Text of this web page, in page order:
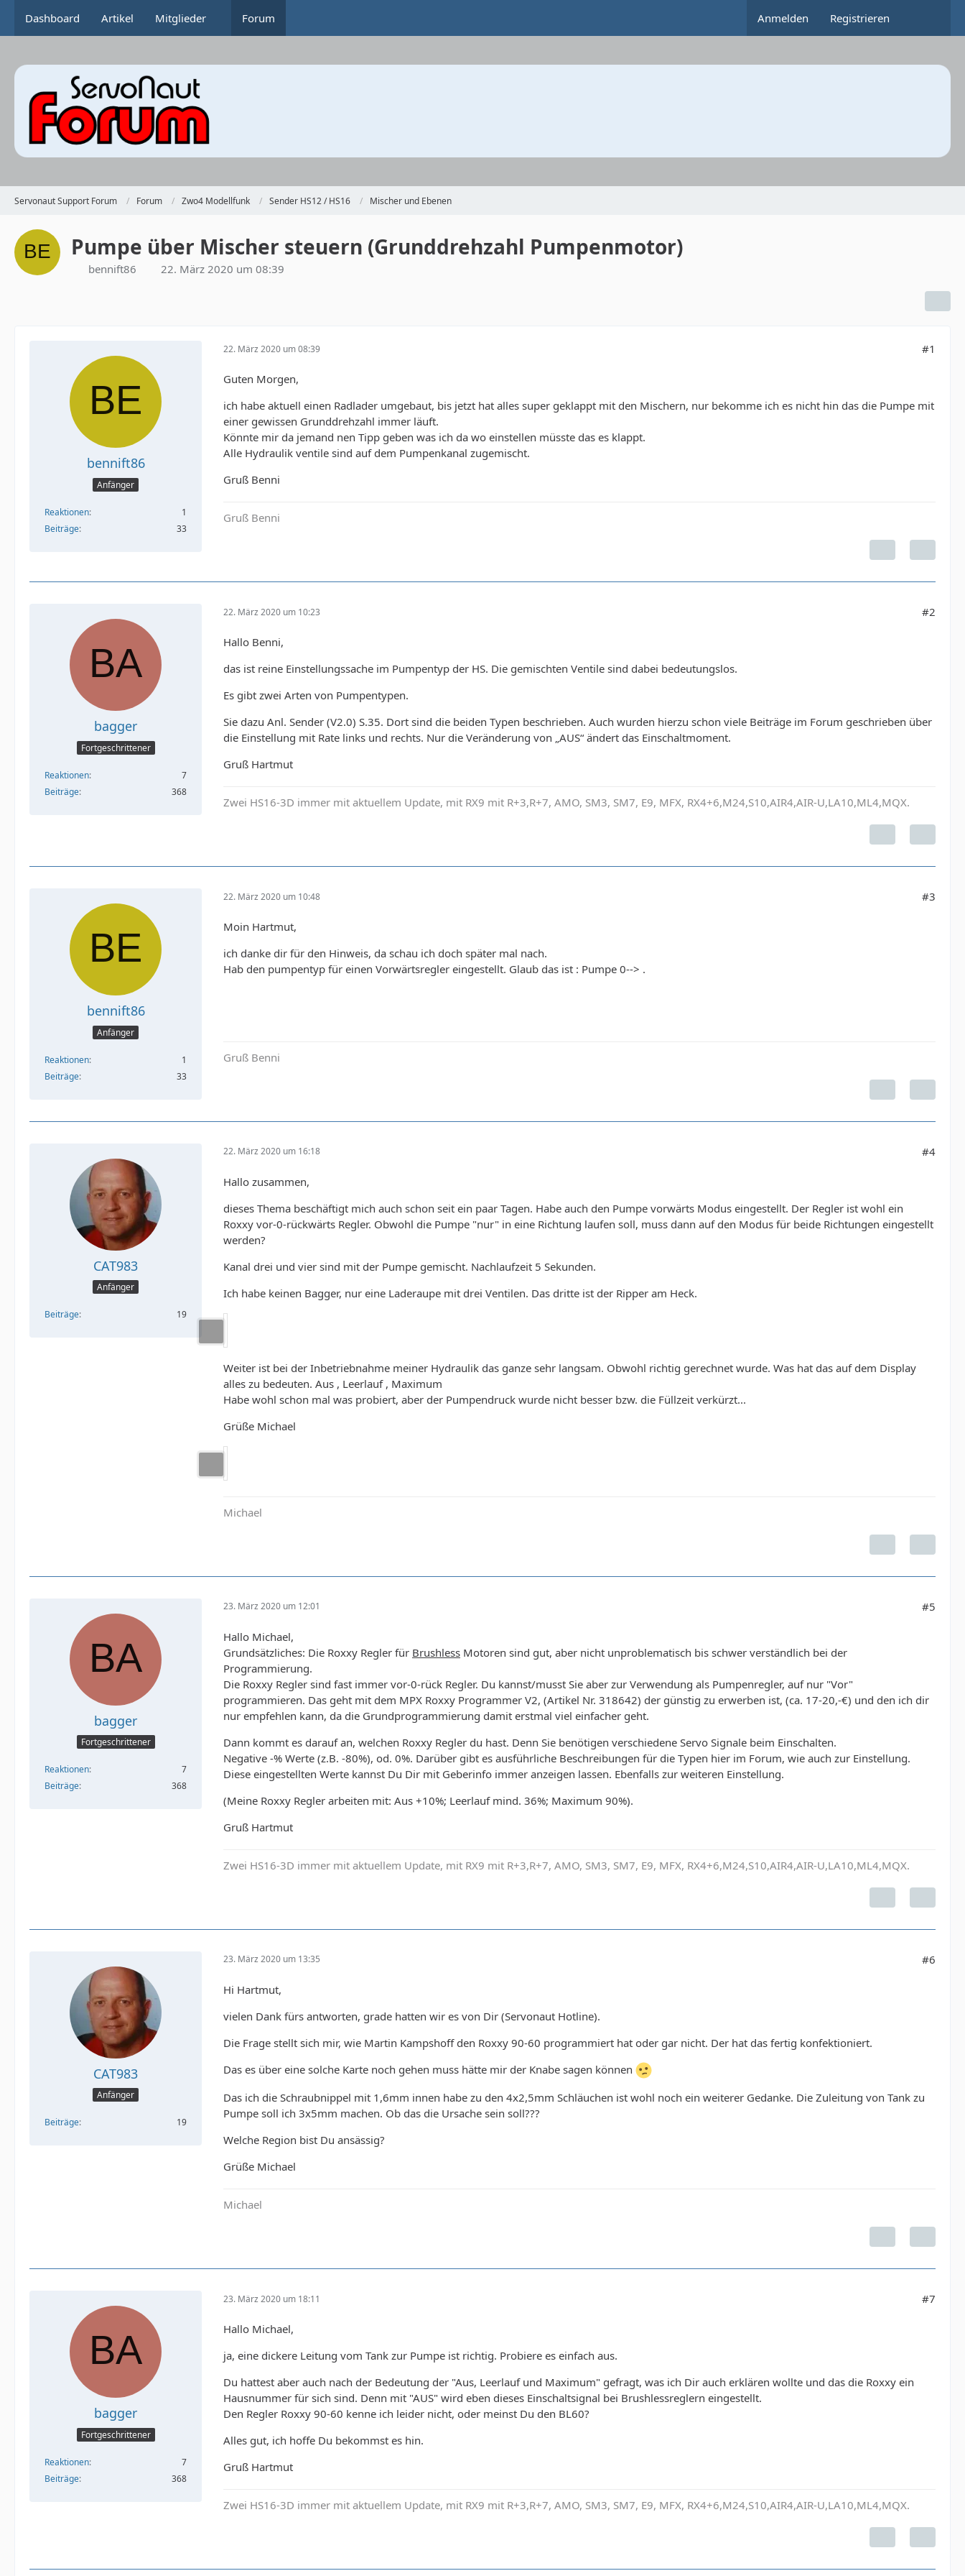
Dashboard Artikel Mitglieder Forum Anmelden Registrieren
Servonaut Support Forum Forum Zwo4 Modellfunk Sender HS12 / HS16 Mischer und Ebenen
Pumpe über Mischer steuern (Grunddrehzahl Pumpenmotor)
bennift86 22. März 2020 um 08:39
bennift86
Anfänger
Reaktionen
1
Beiträge
33
22. März 2020 um 08:39 #1
Guten Morgen,
ich habe aktuell einen Radlader umgebaut, bis jetzt hat alles super geklappt mit den Mischern, nur bekomme ich es nicht hin das die Pumpe mit
einer gewissen Grunddrehzahl immer läuft.
Könnte mir da jemand nen Tipp geben was ich da wo einstellen müsste das es klappt.
Alle Hydraulik ventile sind auf dem Pumpenkanal zugemischt.
Gruß Benni
Gruß Benni
bagger
Fortgeschrittener
Reaktionen
7
Beiträge
368
22. März 2020 um 10:23 #2
Hallo Benni,
das ist reine Einstellungssache im Pumpentyp der HS. Die gemischten Ventile sind dabei bedeutungslos.
Es gibt zwei Arten von Pumpentypen.
Sie dazu Anl. Sender (V2.0) S.35. Dort sind die beiden Typen beschrieben. Auch wurden hierzu schon viele Beiträge im Forum geschrieben über
die Einstellung mit Rate links und rechts. Nur die Veränderung von „AUS“ ändert das Einschaltmoment.
Gruß Hartmut
Zwei HS16-3D immer mit aktuellem Update, mit RX9 mit R+3,R+7, AMO, SM3, SM7, E9, MFX, RX4+6,M24,S10,AIR4,AIR-U,LA10,ML4,MQX.
bennift86
Anfänger
Reaktionen
1
Beiträge
33
22. März 2020 um 10:48 #3
Moin Hartmut,
ich danke dir für den Hinweis, da schau ich doch später mal nach.
Hab den pumpentyp für einen Vorwärtsregler eingestellt. Glaub das ist : Pumpe 0--> .
Gruß Benni
CAT983
Anfänger
Beiträge 19
22. März 2020 um 16:18 #4
Hallo zusammen,
dieses Thema beschäftigt mich auch schon seit ein paar Tagen. Habe auch den Pumpe vorwärts Modus eingestellt. Der Regler ist wohl ein
Roxxy vor-0-rückwärts Regler. Obwohl die Pumpe "nur" in eine Richtung laufen soll, muss dann auf den Modus für beide Richtungen eingestellt
werden?
Kanal drei und vier sind mit der Pumpe gemischt. Nachlaufzeit 5 Sekunden.
Ich habe keinen Bagger, nur eine Laderaupe mit drei Ventilen. Das dritte ist der Ripper am Heck.
Weiter ist bei der Inbetriebnahme meiner Hydraulik das ganze sehr langsam. Obwohl richtig gerechnet wurde. Was hat das auf dem Display
alles zu bedeuten. Aus , Leerlauf , Maximum
Habe wohl schon mal was probiert, aber der Pumpendruck wurde nicht besser bzw. die Füllzeit verkürzt...
Grüße Michael
Michael
bagger
Fortgeschrittener
Reaktionen
7
Beiträge
368
23. März 2020 um 12:01 #5
Hallo Michael,
Grundsätzliches: Die Roxxy Regler für Brushless Motoren sind gut, aber nicht unproblematisch bis schwer verständlich bei der
Programmierung.
Die Roxxy Regler sind fast immer vor-0-rück Regler. Du kannst/musst Sie aber zur Verwendung als Pumpenregler, auf nur "Vor"
programmieren. Das geht mit dem MPX Roxxy Programmer V2, (Artikel Nr. 318642) der günstig zu erwerben ist, (ca. 17-20,-€) und den ich dir
nur empfehlen kann, da die Grundprogrammierung damit erstmal viel einfacher geht.
Dann kommt es darauf an, welchen Roxxy Regler du hast. Denn Sie benötigen verschiedene Servo Signale beim Einschalten.
Negative -% Werte (z.B. -80%), od. 0%. Darüber gibt es ausführliche Beschreibungen für die Typen hier im Forum, wie auch zur Einstellung.
Diese eingestellten Werte kannst Du Dir mit Geberinfo immer anzeigen lassen. Ebenfalls zur weiteren Einstellung.
(Meine Roxxy Regler arbeiten mit: Aus +10%; Leerlauf mind. 36%; Maximum 90%).
Gruß Hartmut
Zwei HS16-3D immer mit aktuellem Update, mit RX9 mit R+3,R+7, AMO, SM3, SM7, E9, MFX, RX4+6,M24,S10,AIR4,AIR-U,LA10,ML4,MQX.
CAT983
Anfänger
Beiträge 19
23. März 2020 um 13:35 #6
Hi Hartmut,
vielen Dank fürs antworten, grade hatten wir es von Dir (Servonaut Hotline).
Die Frage stellt sich mir, wie Martin Kampshoff den Roxxy 90-60 programmiert hat oder gar nicht. Der hat das fertig konfektioniert.
Das es über eine solche Karte noch gehen muss hätte mir der Knabe sagen können
Das ich die Schraubnippel mit 1,6mm innen habe zu den 4x2,5mm Schläuchen ist wohl noch ein weiterer Gedanke. Die Zuleitung von Tank zu
Pumpe soll ich 3x5mm machen. Ob das die Ursache sein soll???
Welche Region bist Du ansässig?
Grüße Michael
Michael
bagger
Fortgeschrittener
Reaktionen
7
Beiträge
368
23. März 2020 um 18:11 #7
Hallo Michael,
ja, eine dickere Leitung vom Tank zur Pumpe ist richtig. Probiere es einfach aus.
Du hattest aber auch nach der Bedeutung der "Aus, Leerlauf und Maximum" gefragt, was ich Dir auch erklären wollte und das die Roxxy ein
Hausnummer für sich sind. Denn mit "AUS" wird eben dieses Einschaltsignal bei Brushlessreglern eingestellt.
Den Regler Roxxy 90-60 kenne ich leider nicht, oder meinst Du den BL60?
Alles gut, ich hoffe Du bekommst es hin.
Gruß Hartmut
Zwei HS16-3D immer mit aktuellem Update, mit RX9 mit R+3,R+7, AMO, SM3, SM7, E9, MFX, RX4+6,M24,S10,AIR4,AIR-U,LA10,ML4,MQX.